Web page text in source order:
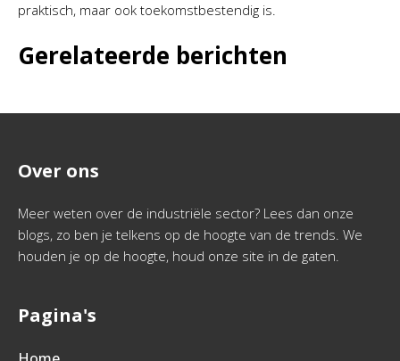
praktisch, maar ook toekomstbestendig is.
Gerelateerde berichten
Over ons
Meer weten over de industriële sector? Lees dan onze
blogs, zo ben je telkens op de hoogte van de trends. We
houden je op de hoogte, houd onze site in de gaten.
Pagina's